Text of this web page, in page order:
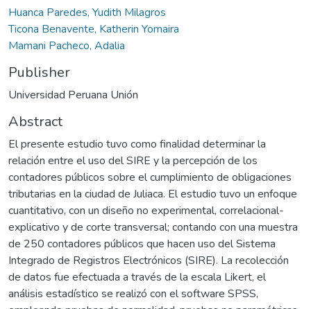
Huanca Paredes, Yudith Milagros
Ticona Benavente, Katherin Yomaira
Mamani Pacheco, Adalia
Publisher
Universidad Peruana Unión
Abstract
El presente estudio tuvo como finalidad determinar la
relación entre el uso del SIRE y la percepción de los
contadores públicos sobre el cumplimiento de obligaciones
tributarias en la ciudad de Juliaca. El estudio tuvo un enfoque
cuantitativo, con un diseño no experimental, correlacional-
explicativo y de corte transversal; contando con una muestra
de 250 contadores públicos que hacen uso del Sistema
Integrado de Registros Electrónicos (SIRE). La recolección
de datos fue efectuada a través de la escala Likert, el
análisis estadístico se realizó con el software SPSS,